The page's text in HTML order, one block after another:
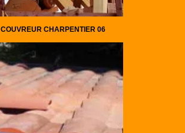
COUVREUR CHARPENTIER 06